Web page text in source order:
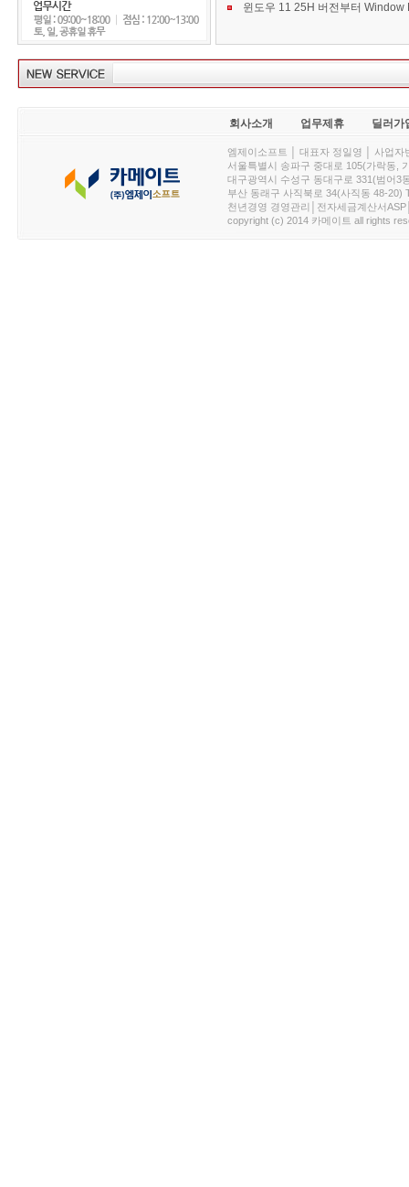
회사소개 업무제휴 딜러가
엠제이소프트 │ 대표자 정일영 │ 사업
서울특별시 송파구 중대로 105(가락동,
대구광역시 수성구 동대구로 331(범어3
부산 동래구 사직북로 34(사직동 48-20)
천년경영 경영관리│전자세금계산서
copyright (c) 2014 카메이트 all rights